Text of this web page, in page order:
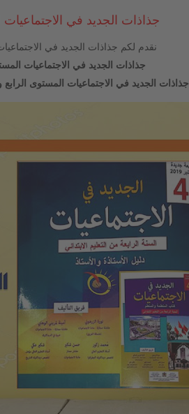
جذاذات الجديد في الاجتماعيات
نقدم لكم جذاذات الجديد في
جذاذات الجديد في الاجتماعيات
جذاذات الجديد في الاجتماعيات المستوى الرابع